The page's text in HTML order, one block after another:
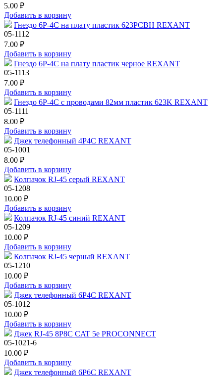
5.00 ₽
Добавить в корзину
Гнездо 6P-4C на плату пластик 623PCBH REXANT
05-1112
7.00 ₽
Добавить в корзину
Гнездо 6P-4C на плату пластик черное REXANT
05-1113
7.00 ₽
Добавить в корзину
Гнездо 6P-4C с проводами 82мм пластик 623K REXANT
05-1111
8.00 ₽
Добавить в корзину
Джек телефонный 4P4C REXANT
05-1001
8.00 ₽
Добавить в корзину
Колпачок RJ-45 серый REXANT
05-1208
10.00 ₽
Добавить в корзину
Колпачок RJ-45 синий REXANT
05-1209
10.00 ₽
Добавить в корзину
Колпачок RJ-45 черный REXANT
05-1210
10.00 ₽
Добавить в корзину
Джек телефонный 6P4C REXANT
05-1012
10.00 ₽
Добавить в корзину
Джек RJ-45 8P8C CAT 5e PROCONNECT
05-1021-6
10.00 ₽
Добавить в корзину
Джек телефонный 6P6C REXANT